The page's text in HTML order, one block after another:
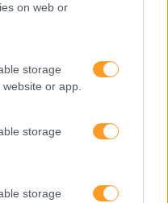
on web or
storage
or app.
storage
storage